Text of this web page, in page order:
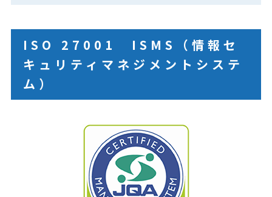
ISO 27001
ISMS（情報セ
キュリティマネジメントシステ
ム）